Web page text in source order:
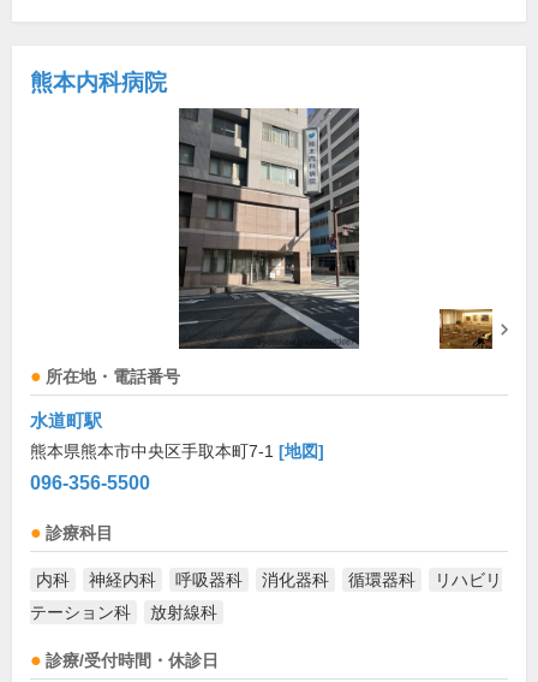
熊本内科病院
所在地・電話番号
水道町駅
熊本県熊本市中央区手取本町7-1 [地図]
096-356-5500
診療科目
内科 神経内科 呼吸器科 消化器科 循環器科
リハビリ
テーション科
放射線科
診療/受付時間・休診日